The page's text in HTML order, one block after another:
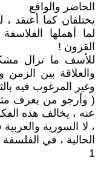
الحاضر والواقع
يختلفان كما أعتقد
لما أهملها
القرون !
للأسف ما تزال
والعلاقة بين
وغير المرغوب فيه
( وأرجو من يعرف
عنه ، يخالف هذه
، لا السورية
الحالية ، في الفلسفة
1